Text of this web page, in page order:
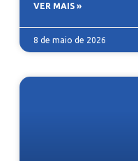
VER MAIS »
8 de maio de 2026